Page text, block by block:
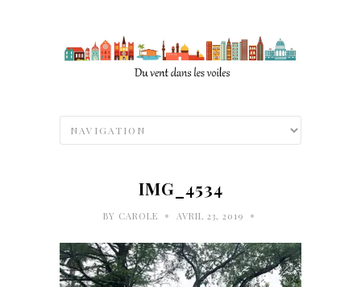
IMG_4534
BY CAROLE • AVRIL 23, 2019 •